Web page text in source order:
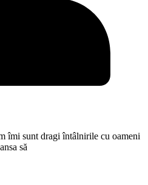
îmi sunt dragi întâlnirile cu oameni
să